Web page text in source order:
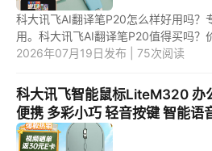
科大讯飞AI翻译笔P20怎么样好用吗？
用。科大讯飞AI翻译笔P20值得买吗？
大讯飞AI翻译笔P20怎么样好用吗？ 科
2026年07月19日发布 | 75次阅读
科大讯飞智能鼠标LiteM320 办
便携 多彩小巧 轻音按键 智能语